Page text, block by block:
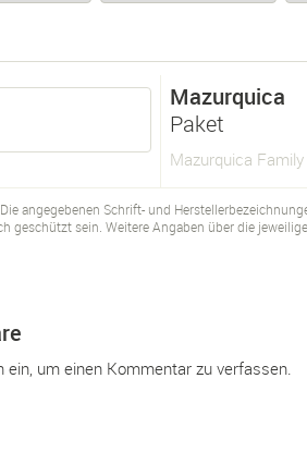
Mazurquica
Paket
Mazurquica
Die angegebenen Schrift- und
geschützt sein. Weitere Angaben über die
ein, um einen Kommentar zu verfassen.